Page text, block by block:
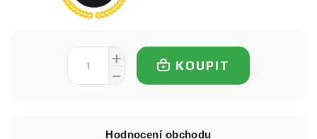
KOUPIT
Hodnocení obchodu